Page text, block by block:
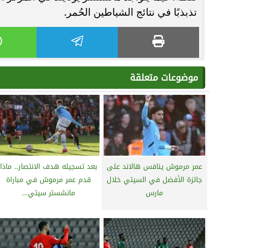
تذبذبًا في نتائج الشياطين الحُمر.
موضوعات متعلقة
عمر مرموش ينافس هالاند على
جائزة الأفضل في السيتي خلال
مارس
بعد تسجيله هدف الانتصار.. ماذا
قدم عمر مرموش في مباراة
مانشستر سيتي...